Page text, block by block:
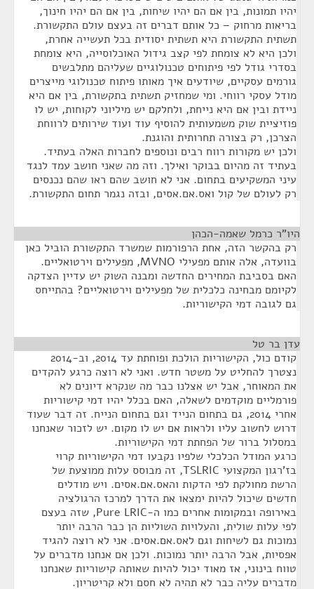
יהיו תמונות, בין אם הם יהיו שיחות, בין אם הם יהיו חינוך,
בריאות מרחוק – כל אותם דברים זה בעצם עולם התקשורת.
תשתית התקשורת היא תשתית יסודית בכל תעשייה אחרת,
ולכן היא לא צומחת לפי קצב גידול האוכלוסייה, היא צומחת
בסדרי גודל לפי פיתוחים טכנולוגיים שעליהם מתלבשים
גורמים עסקיים, שיודעים איך מאותו פיתוח טכנולוגי מייצרים
מודל עסקי רווחי. ומי שמחזיק תשתית בתקשורת, בין אם היא
ניידת ובין אם היא נייחת, ולחלקם יש מיליוני לקוחות, יש לו
פוזיציית שוק משמעותית להוסיף עוד ועוד שירותים לרווחת
הצרכן, רק בצורה תחרותית והוגנת.
ולכן יש מקורות רווח רבים ונוספים לחברות האלה בעתיד.
בעתיד זה מהיום בבוקר ואילך. וזה מה שאני חושב עמד לנגד
עיני המשקיעים בתחום. אני לא חושב שהם ראו שהם נכנסים
רק לעולם של קול ואס.אם.אסים, ובזה נגמר תחום התקשורת.
היו"ר כרמל שאמה-הכהן
רק בהקשר הזה, אחת הרפורמות שמשרד התקשורת הוביל כאן
בוועדה, אלה אותם מפעילי MVNO, מפעילים וירטואליים.
האם בסביבת המחירים החדשה ומבנה השוק יש עדיין הצדקה
לקיומם מבחינה כלכלית של מפעילים וירטואליים? בהתייחס
גם לגובה דמי הקישוריות.
עדן בר טל
קודם כול, הקישוריות הולכת ופוחתת עד 2014, וב-2014
נצטרך להחליט על משטר חדש. ואני לא רוצה כרגע להקדים
את המאוחר, אבל יש אצלנו כבר מה שנקרא דיונים לא
פורמליים מוקדמים לשאלה, האם בכלל יהיו דמי קישוריות
אחרי 2014, גם בתחום הנייד וגם בתחום הנייח. זה דבר שעוד
דרוש לחשוב עליו ולראות אם יש לו מקום. יש לזכור שאנחנו
במסלול ברור של הפחתת דמי הקישוריות.
כרגע המודל הכלכלי שלפיו נקבעו דמי הקישוריות קרוי
בז'רגון המקצועי TSLRIC, זה מבוסס עלות ממוצעת של
הרשת מחולקת לפי הדקות והאס.אם.אסים. ויש מודלים
חדשים שיכול להיות ימצאו את הדרך למרכז הרגולציה
באירופה ובמקומות אחרים כמו ה-Pure LRIC, שזה בעצם
לפי עלות שולית, והעלויות השוליות הן כבר הרבה יותר
נמוכות גם לשיחות וגם לאס.אם.אסים. אני לא רוצה להגיד
אפסיות, אבל הרבה יותר נמוכות. ולכן אם אנחנו מדברים על
טווח בינוני, אז מאוד יכול להיות שאותה קישוריות שאנחנו
מדברים עליה כבר לא תהיה לא חסם ולא קריטריון.